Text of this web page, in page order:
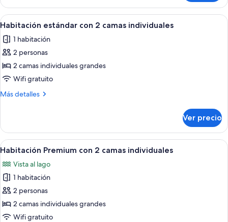
básica
doble
Abrir
todas
las
fotos
de
Habitación
estándar
camas
individuales
Habitación de hotel con dos camas,
5
Habitación estándar con 2 camas individuales
1 habitación
2 personas
2 camas individuales grandes
Wifi gratuito
Más detalles
Más
estándar
con
2
individuales
Ver precio
Abrir
todas
las
fotos
de
Habitación
Premium
Dos camas individuales con ropa
5
Habitación Premium con 2 camas individuales
Vista al lago
1 habitación
2 personas
2 camas individuales grandes
Wifi gratuito